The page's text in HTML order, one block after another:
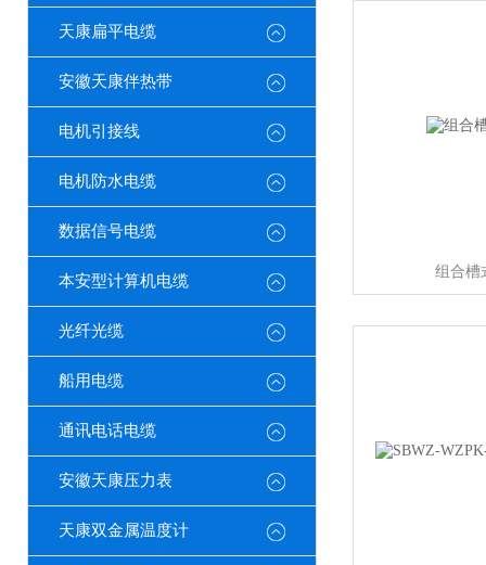
天康扁平电缆
安徽天康伴热带
电机引接线
电机防水电缆
数据信号电缆
本安型计算机电缆
光纤光缆
船用电缆
通讯电话电缆
安徽天康压力表
天康双金属温度计
组合槽